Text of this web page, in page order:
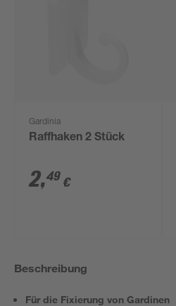
Gardinia
Raffhaken 2 Stück
2,49 €
Beschreibung
Für die Fixierung von Gardinen